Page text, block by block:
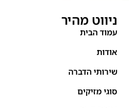
ניווט מהיר
עמוד הבית
אודות
שירותי הדברה
סוגי מזיקים